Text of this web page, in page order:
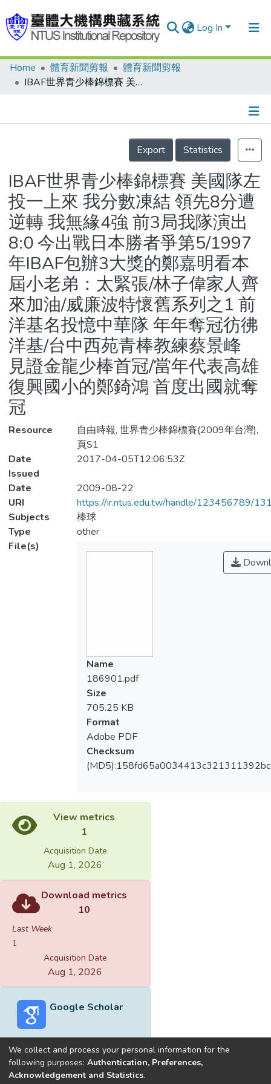
Log In
Communities & Collections
Statistics
Home 體育新聞剪報
體育新聞剪報
IBAF世界青少棒錦標賽 美國隊左投一上來 我分數凍結 領先8分遭逆轉 我無緣4強 前3局我隊演出8:0 今出戰日本勝者爭第5/1997年IBAF包辦3大獎的鄭嘉明看本屆小老弟：太緊張/林子偉家人齊來加油/威廉波特懷舊系列之1 前洋基名投憶中華隊 年年奪冠彷彿洋基/台中西苑青棒教練蔡景峰 見證金龍少棒首冠/當年代表高雄復興國小的鄭錡鴻 首度出國就奪冠
Details
Export
Statistics
IBAF世界青少棒錦標賽 美國隊左
投一上來 我分數凍結 領先8分遭
逆轉 我無緣4強 前3局我隊演出
8:0 今出戰日本勝者爭第5/1997
年IBAF包辦3大獎的鄭嘉明看本
屆小老弟：太緊張/林子偉家人齊
來加油/威廉波特懷舊系列之1 前
洋基名投憶中華隊 年年奪冠彷彿
洋基/台中西苑青棒教練蔡景峰
見證金龍少棒首冠/當年代表高雄
復興國小的鄭錡鴻 首度出國就奪
冠
Resource
自由時報, 世界青少棒錦標賽(2009年台灣),
頁S1
Date
Issued
2017-04-05T12:06:53Z
Date
2009-08-22
URI
https://ir.ntus.edu.tw/handle/123456789/
Subjects
棒球
Type
other
File(s)
Name
186901.pdf
Size
705.25 KB
Format
Adobe PDF
Checksum
View metrics
1
Acquisition Date
Aug 1, 2026
Download metrics
10
Last Week
1
Acquisition Date
Aug 1, 2026
Google Scholar
Built withDSpace-CRIS software
We collect and process your personal information for the
following purposes: Authentication, Preferences,
Acknowledgement and Statistics.